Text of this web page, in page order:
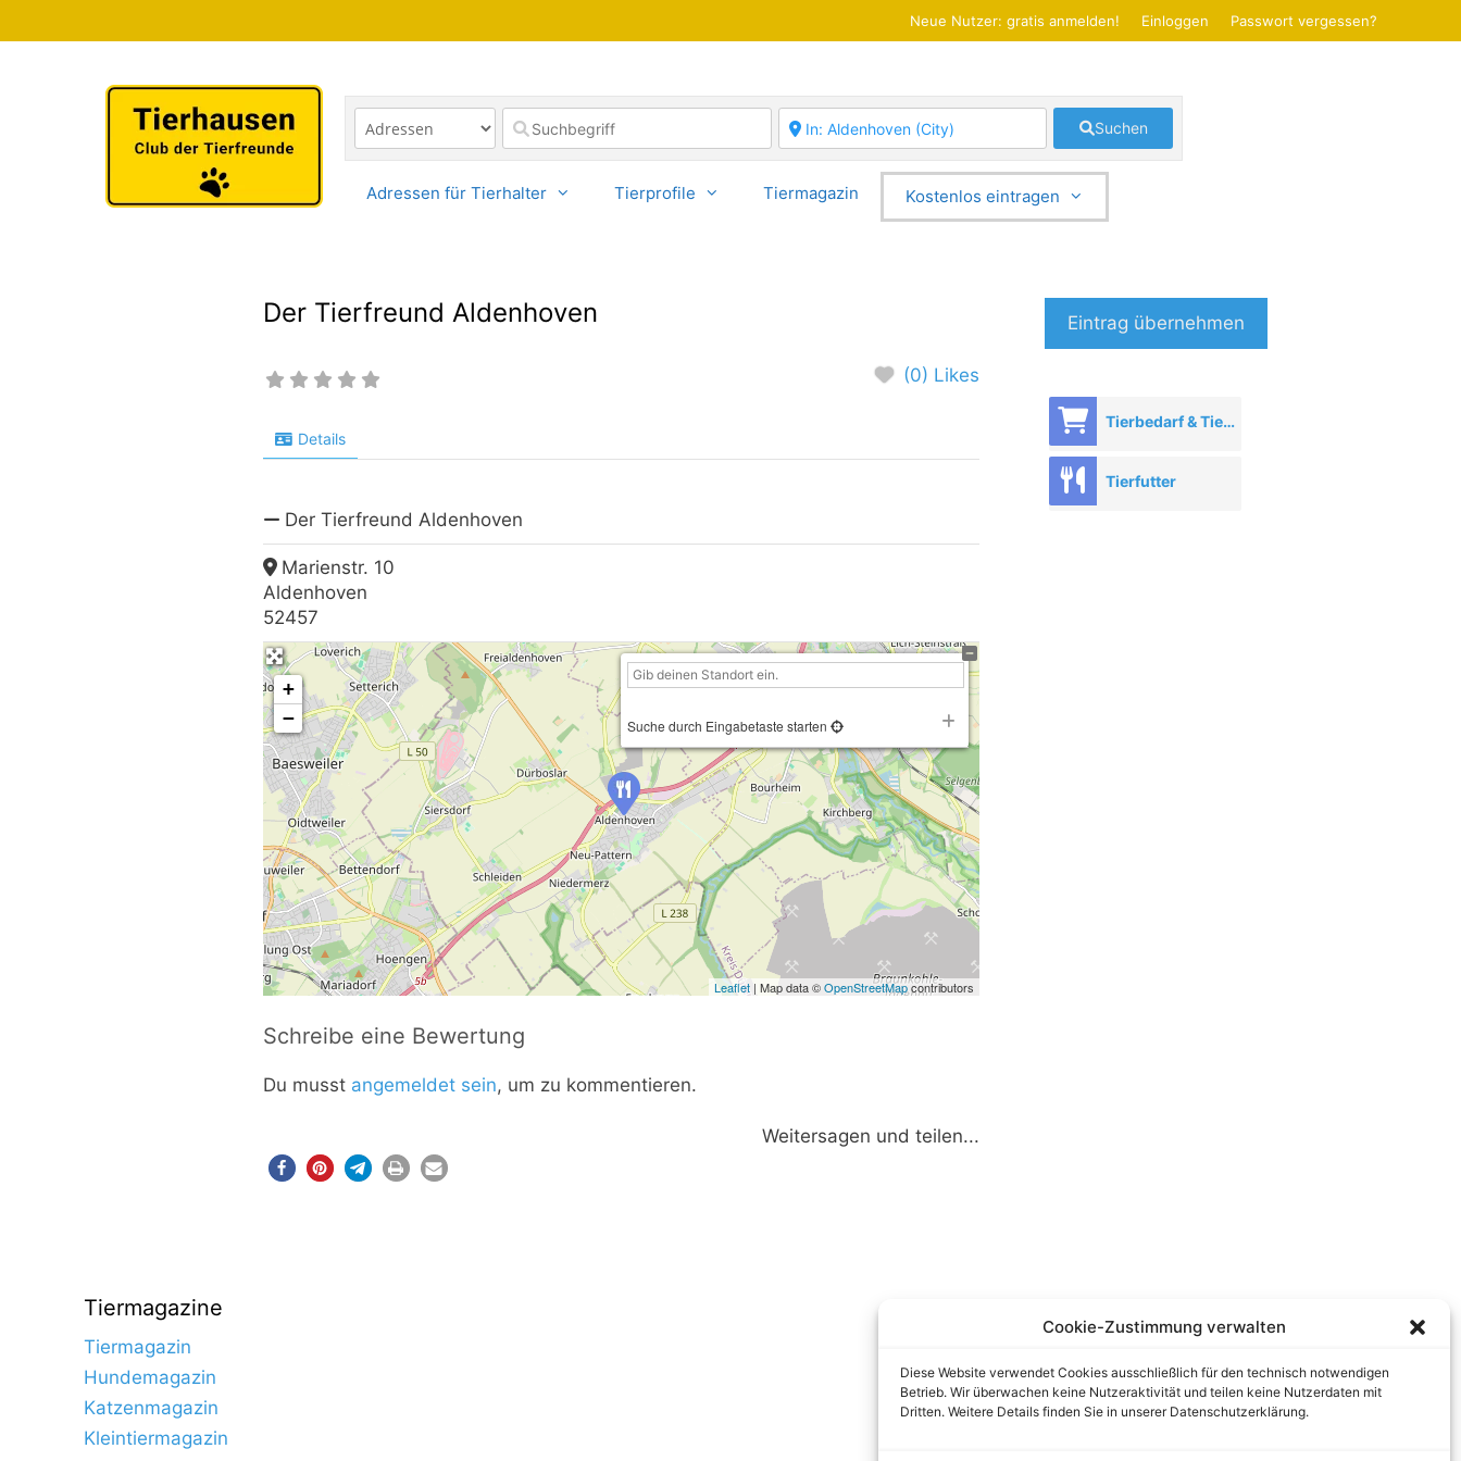
Cookie-Zustimmung verwalten
Diese Website verwendet Cookies ausschließlich für den technisch notwendigen
Betrieb. Wir überwachen keine Nutzeraktivität und teilen keine Nutzerdaten mit
Dritten. Weitere Details finden Sie in unserer Datenschutzerklärung.
Inhalt
Neue Nutzer: gratis anmelden! Einloggen Passwort vergessen?
Suchen
Adressen für Tierhalter Tierprofile Tiermagazin Kostenlos eintragen
Der Tierfreund Aldenhoven
(0) Likes
Details
Der Tierfreund Aldenhoven
Marienstr. 10
Aldenhoven
52457
+
−
Suche durch Eingabetaste starten
Leaflet| Map data ©OpenStreetMapcontributors
Schreibe eine Bewertung
Du musst angemeldet sein, um zu kommentieren.
Weitersagen und teilen...
Eintrag übernehmen
Tierbedarf & Tierhandel
Tierfutter
Tiermagazine
Tiermagazin
Hundemagazin
Katzenmagazin
Kleintiermagazin